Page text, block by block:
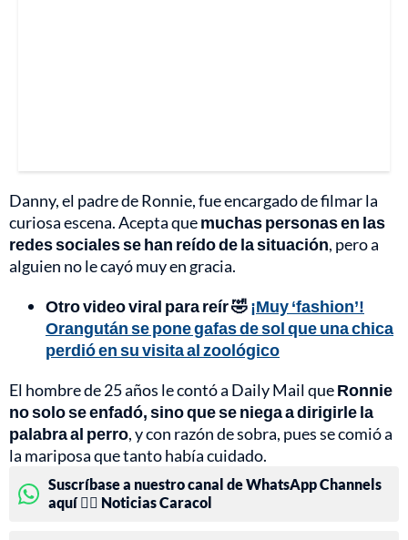
Danny, el padre de Ronnie, fue encargado de filmar la
curiosa escena. Acepta quemuchas personas en las
redes sociales se han reído de la situación, pero a
alguien no le cayó muy en gracia.
Otro video viral para reír 🤣¡Muy ‘fashion’!
Orangután se pone gafas de sol que una chica
perdió en su visita al zoológico
El hombre de 25 años le contó a Daily Mail queRonnie
no solo se enfadó, sino que se niega a dirigirle la
palabra al perro, y con razón de sobra, pues se comió a
la mariposa que tanto había cuidado.
Suscríbase a nuestro canal de WhatsApp Channels
aquí 👉🏻 Noticias Caracol